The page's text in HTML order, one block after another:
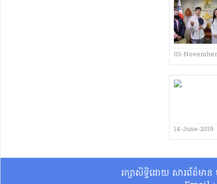
03-
14-June-2019
រក្សាសិទ្ធិដោយ សារព័ត៌មា